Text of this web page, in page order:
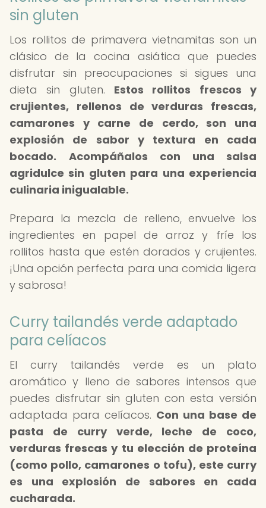
sin gluten
Los rollitos de primavera vietnamitas son un
clásico de la cocina asiática que puedes
disfrutar sin preocupaciones si sigues una
dieta sin gluten. Estos rollitos frescos y
crujientes, rellenos de verduras frescas,
camarones y carne de cerdo, son una
explosión de sabor y textura en cada
bocado.
Acompáñalos con una salsa
agridulce sin gluten para una experiencia
culinaria inigualable.
Prepara la mezcla de relleno, envuelve los
ingredientes en papel de arroz y fríe los
rollitos hasta que estén dorados y crujientes.
¡Una opción perfecta para una comida ligera
y sabrosa!
Curry tailandés verde adaptado
para celíacos
El curry tailandés verde es un plato
aromático y lleno de sabores intensos que
puedes disfrutar sin gluten con esta versión
adaptada para celíacos. Con una base de
pasta de curry verde, leche de coco,
verduras frescas y tu elección de proteína
(como pollo, camarones o tofu), este curry
es una explosión de sabores en cada
cucharada.